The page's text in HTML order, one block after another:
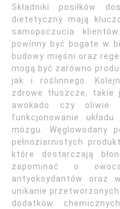
Składniki posiłków
dietetyczny mają
samopoczucia
powinny być bogate w
budowy mięśni oraz
mogą być zarówno
jak i roślinnego.
zdrowe tłuszcze,
awokado czy oliwie
funkcjonowanie
mózgu. Węglowodany
pełnoziarnistych
które dostarczają
zapominać o
antyoksydantów oraz
unikanie
dodatków